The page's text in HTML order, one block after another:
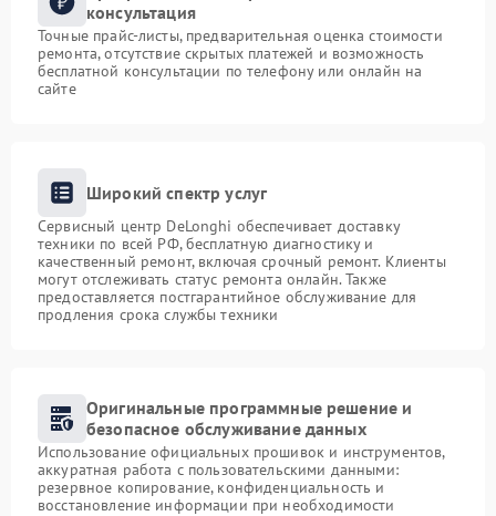
консультация
Точные прайс-листы, предварительная оценка стоимости
ремонта, отсутствие скрытых платежей и возможность
бесплатной консультации по телефону или онлайн на
сайте
Широкий спектр услуг
Сервисный центр DeLonghi обеспечивает доставку
техники по всей РФ, бесплатную диагностику и
качественный ремонт, включая срочный ремонт. Клиенты
могут отслеживать статус ремонта онлайн. Также
предоставляется постгарантийное обслуживание для
продления срока службы техники
Оригинальные программные решение и
безопасное обслуживание данных
Использование официальных прошивок и инструментов,
аккуратная работа с пользовательскими данными:
резервное копирование, конфиденциальность и
восстановление информации при необходимости